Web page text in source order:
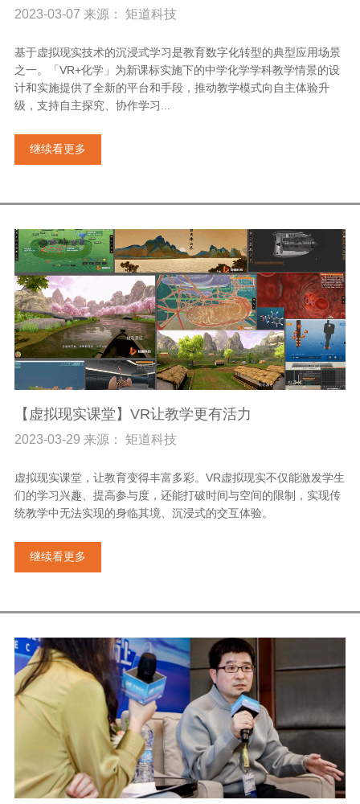
2023-03-07 来源： 矩道科技
基于虚拟现实技术的沉浸式学习是教育数字化转型的典型应用场景
之一。「VR+化学」为新课标实施下的中学化学学科教学情景的设
计和实施提供了全新的平台和手段，推动教学模式向自主体验升
级，支持自主探究、协作学习...
继续看更多
【虚拟现实课堂】VR让教学更有活力
2023-03-29 来源： 矩道科技
虚拟现实课堂，让教育变得丰富多彩。VR虚拟现实不仅能激发学生
们的学习兴趣、提高参与度，还能打破时间与空间的限制，实现传
统教学中无法实现的身临其境、沉浸式的交互体验。
继续看更多